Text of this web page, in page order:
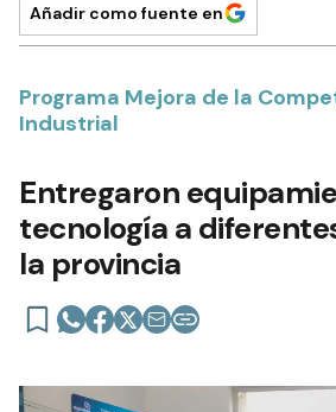
Añadir como fuente en
Programa Mejora de la
Industrial
Entregaron
tecnología a
la provincia